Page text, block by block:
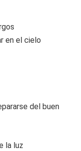
en el cielo
del buen
la luz